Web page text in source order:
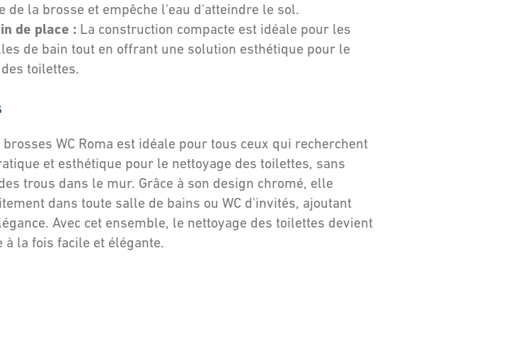
de la brosse et empêche l'eau d'atteindre le sol.
de place : La construction compacte est idéale pour les
de bain tout en offrant une solution esthétique pour le
toilettes.
WC Roma est idéale pour tous ceux qui recherchent
et esthétique pour le nettoyage des toilettes, sans
trous dans le mur. Grâce à son design chromé, elle
dans toute salle de bains ou WC d'invités, ajoutant
Avec cet ensemble, le nettoyage des toilettes devient
à la fois facile et élégante.